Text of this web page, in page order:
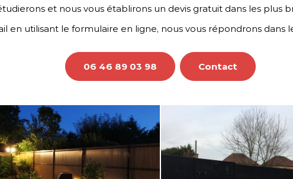
CLÔTURE RTE
portails et clôtures fiables et
innovants, SV Clôture met un
point d'honneur à vous
présenter des produits
toujours plus solides, plus
élégants et à la pointe de la
technologie.
En savoir
et nous vous établirons un devis gratuit dans les plus
utilisant le formulaire en ligne, nous vous répondrons dans
06 46 89 03 98 Contact